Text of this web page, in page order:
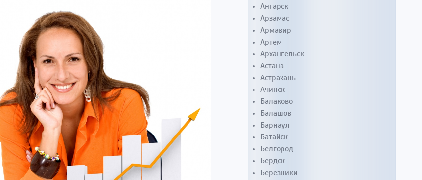
Ангарск
Арзамас
Армавир
Артем
Архангельск
Астана
Астрахань
Ачинск
Балаково
Балашов
Барнаул
Батайск
Белгород
Бердск
Березники